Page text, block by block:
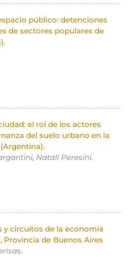
público: detenciones
de sectores populares de
el rol de los actores
del suelo urbano en la
Natalí Peresini.
y circuitos de la economía
Provincia de Buenos Aires